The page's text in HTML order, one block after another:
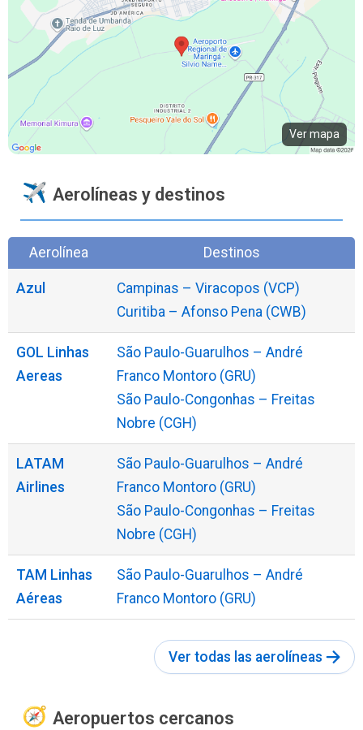
Ver mapa
Aerolíneas y destinos
Aerolínea Destinos
Azul
Campinas – Viracopos (VCP)
Curitiba – Afonso Pena (CWB)
GOL Linhas
Aereas
São Paulo-Guarulhos – André
Franco Montoro (GRU)
São Paulo-Congonhas – Freitas
Nobre (CGH)
LATAM
Airlines
São Paulo-Guarulhos – André
Franco Montoro (GRU)
São Paulo-Congonhas – Freitas
Nobre (CGH)
TAM Linhas
Aéreas
São Paulo-Guarulhos – André
Franco Montoro (GRU)
Ver todas las aerolíneas
Aeropuertos cercanos